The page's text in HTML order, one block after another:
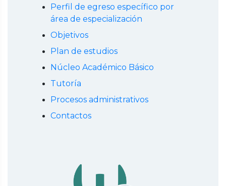
Perfil de egreso específico por
área de especialización
Objetivos
Plan de estudios
Núcleo Académico Básico
Tutoría
Procesos administrativos
Contactos